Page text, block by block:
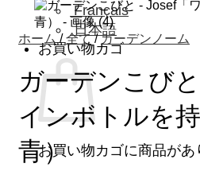
Français
日本語
お買い物カゴ
お買い物カゴに商品があ
ホーム / 全て / ガーデンノーム
ガーデンこび
インボトルを
青）